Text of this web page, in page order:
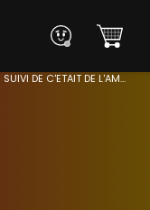
LE BAIN SUIVI DE C'ETAIT DE L'AMOUR POURTANT